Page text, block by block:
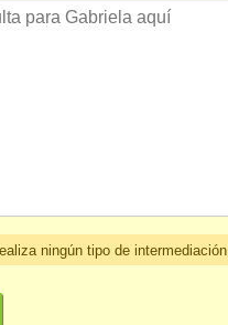
ningún tipo de intermediación.